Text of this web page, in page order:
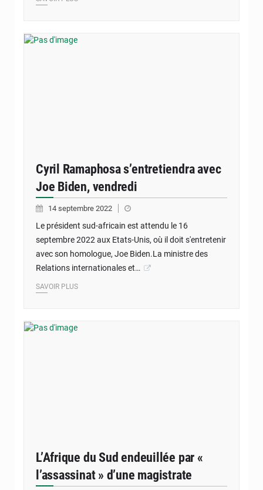
Cyril Ramaphosa s’entretiendra avec
Joe Biden, vendredi
14 septembre 2022
Le président sud-africain est attendu le 16
septembre 2022 aux Etats-Unis, où il doit s'entretenir
avec son homologue, Joe Biden.La ministre des
Relations internationales et…
SAVOIR PLUS
L’Afrique du Sud endeuillée par «
l’assassinat » d’une magistrate